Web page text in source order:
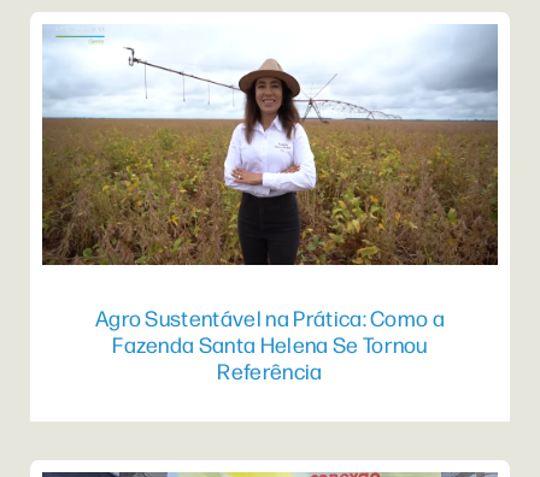
Agro Sustentável na Prática: Como a
Fazenda Santa Helena Se Tornou
Referência